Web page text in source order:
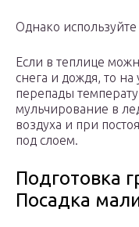
Однако
Если в теплице
снега и дождя, то на
перепады
мульчирование в
воздуха и при
под слоем.
Подготовка
Посадка